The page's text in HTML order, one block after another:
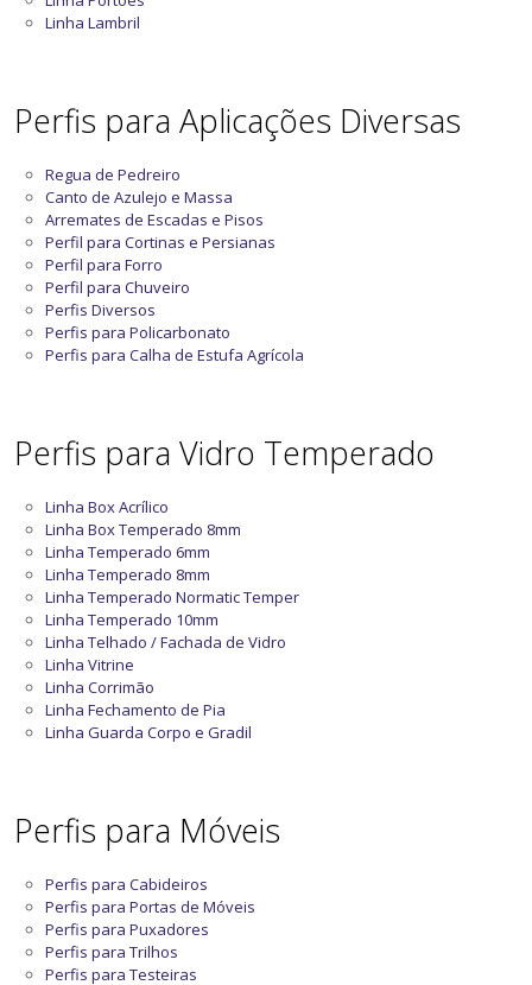
Linha Lambril
Perfis para Aplicações Diversas
Regua de Pedreiro
Canto de Azulejo e Massa
Arremates de Escadas e Pisos
Perfil para Cortinas e Persianas
Perfil para Forro
Perfil para Chuveiro
Perfis Diversos
Perfis para Policarbonato
Perfis para Calha de Estufa Agrícola
Perfis para Vidro Temperado
Linha Box Acrílico
Linha Box Temperado 8mm
Linha Temperado 6mm
Linha Temperado 8mm
Linha Temperado Normatic Temper
Linha Temperado 10mm
Linha Telhado / Fachada de Vidro
Linha Vitrine
Linha Corrimão
Linha Fechamento de Pia
Linha Guarda Corpo e Gradil
Perfis para Móveis
Perfis para Cabideiros
Perfis para Portas de Móveis
Perfis para Puxadores
Perfis para Trilhos
Perfis para Testeiras